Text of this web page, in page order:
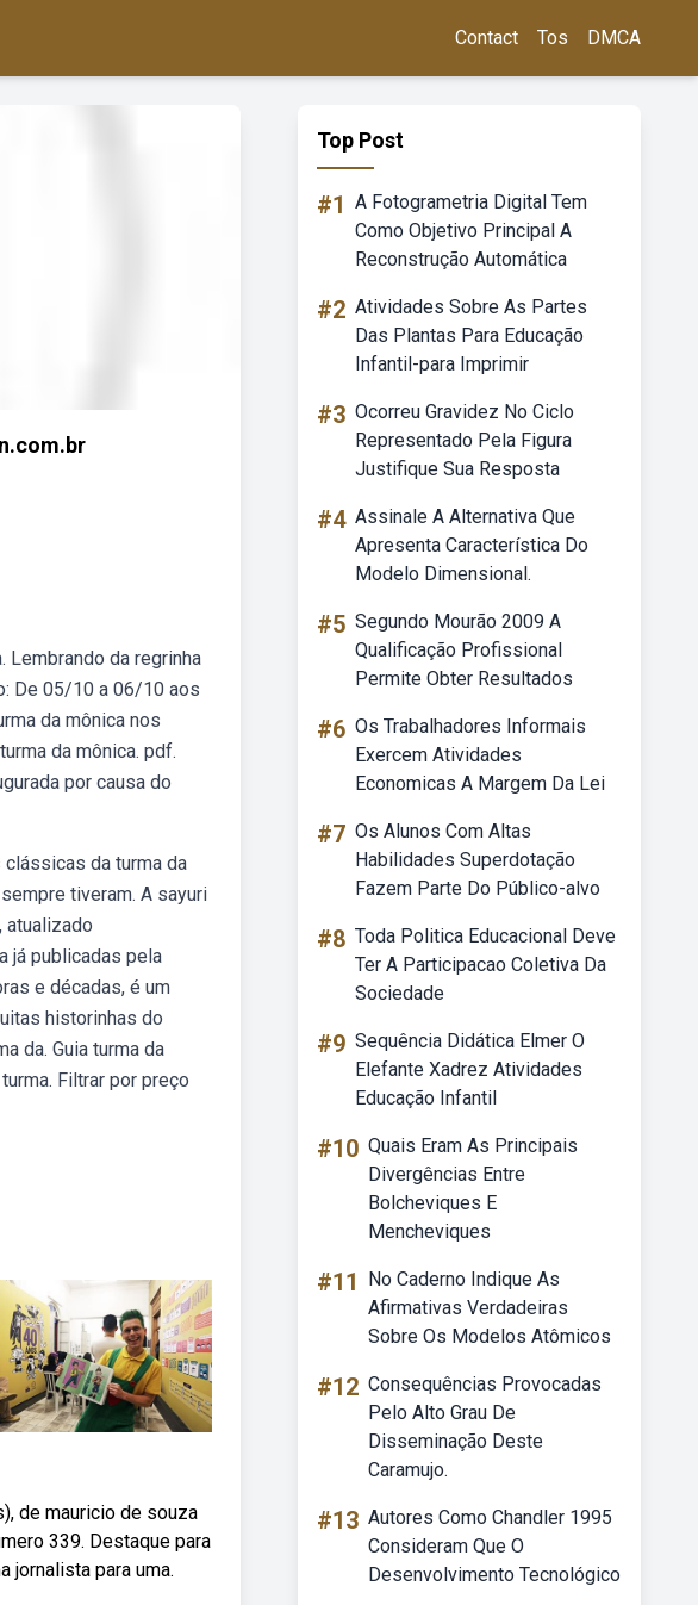
Contact Tos DMCA
da regrinha
De 05/10 a 06/10 aos
da mônica nos
da mônica. pdf.
por causa do
da turma da
tiveram. A sayuri
atualizado
já publicadas pela
e décadas, é um
historinhas do
da. Guia turma da
Filtrar por preço
de mauricio de souza
339. Destaque para
jornalista para uma.
Top Post
#1 A Fotogrametria Digital Tem
Como Objetivo Principal A
Reconstrução Automática
#2 Atividades Sobre As Partes
Das Plantas Para Educação
Infantil-para Imprimir
#3 Ocorreu Gravidez No Ciclo
Representado Pela Figura
Justifique Sua Resposta
#4 Assinale A Alternativa Que
Apresenta Característica Do
Modelo Dimensional.
#5 Segundo Mourão 2009 A
Qualificação Profissional
Permite Obter Resultados
#6 Os Trabalhadores Informais
Exercem Atividades
Economicas A Margem Da Lei
#7 Os Alunos Com Altas
Habilidades Superdotação
Fazem Parte Do Público-alvo
#8 Toda Politica Educacional Deve
Ter A Participacao Coletiva Da
Sociedade
#9 Sequência Didática Elmer O
Elefante Xadrez Atividades
Educação Infantil
#10 Quais Eram As Principais
Divergências Entre
Bolcheviques E
Mencheviques
#11
No Caderno Indique As
Afirmativas Verdadeiras
Sobre Os Modelos Atômicos
#12 Consequências Provocadas
Pelo Alto Grau De
Disseminação Deste
Caramujo.
#13 Autores Como Chandler 1995
Consideram Que O
Desenvolvimento Tecnológico